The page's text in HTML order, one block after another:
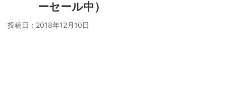
ーセール中）
投稿日： 2018年12月10日